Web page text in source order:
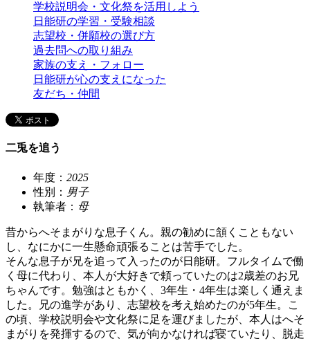
学校説明会・文化祭を活用しよう
日能研の学習・受験相談
志望校・併願校の選び方
過去問への取り組み
家族の支え・フォロー
日能研が心の支えになった
友だち・仲間
二兎を追う
年度： 2025
性別： 男子
執筆者： 母
昔からへそまがりな息子くん。親の勧めに頷くこともない
し、なにかに一生懸命頑張ることは苦手でした。
そんな息子が兄を追って入ったのが日能研。フルタイムで働
く母に代わり、本人が大好きで頼っていたのは2歳差のお兄
ちゃんです。勉強はともかく、3年生・4年生は楽しく通えま
した。兄の進学があり、志望校を考え始めたのが5年生。こ
の頃、学校説明会や文化祭に足を運びましたが、本人はへそ
まがりを発揮するので、気が向かなければ寝ていたり、脱走